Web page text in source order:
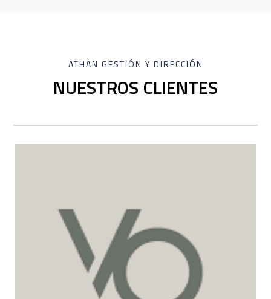
ATHAN GESTIÓN Y DIRECCIÓN
NUESTROS CLIENTES